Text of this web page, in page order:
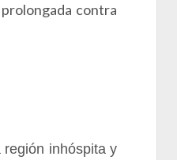
contra
inhóspita y